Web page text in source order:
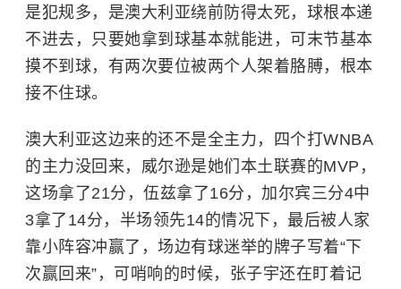
是犯规多，是澳大利亚绕前防得太死，球根本递
不进去，只要她拿到球基本就能进，可末节基本
摸不到球，有两次要位被两个人架着胳膊，根本
接不住球。
澳大利亚这边来的还不是全主力，四个打WNBA
的主力没回来，威尔逊是她们本土联赛的MVP，
这场拿了21分，伍兹拿了16分，加尔宾三分4中
3拿了14分，半场领先14的情况下，最后被人家
靠小阵容冲赢了，场边有球迷举的牌子写着“下
次赢回来”，可哨响的时候，张子宇还在盯着记